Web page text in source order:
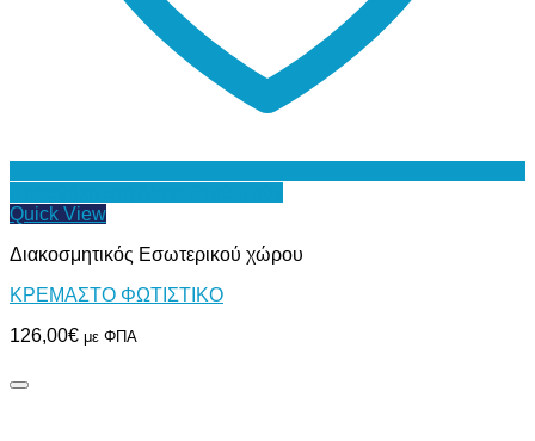
Quick View
Διακοσμητικός Εσωτερικού χώρου
ΚΡΕΜΑΣΤΟ ΦΩΤΙΣΤΙΚΟ
126,00€ με ΦΠΑ